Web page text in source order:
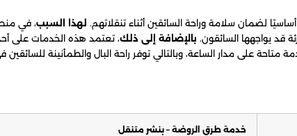
لضمان سلامة وراحة السائقين أثناء تنقلاتهم. لهذا السبب، في
قد يواجهها السائقون. بالإضافة إلى ذلك، تعتمد هذه الخدمات على
متاحة على مدار الساعة، وبالتالي توفر راحة البال والطمأنينة
خدمة طرق الروضة – بنشر متنقل